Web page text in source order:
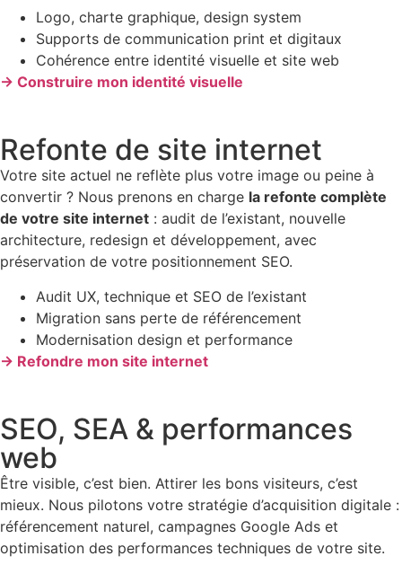
Logo, charte graphique, design system
Supports de communication print et digitaux
Cohérence entre identité visuelle et site web
→ Construire mon identité visuelle
Refonte de site internet
Votre site actuel ne reflète plus votre image ou peine à
convertir ? Nous prenons en charge la refonte complète
de votre site internet : audit de l’existant, nouvelle
architecture, redesign et développement, avec
préservation de votre positionnement SEO.
Audit UX, technique et SEO de l’existant
Migration sans perte de référencement
Modernisation design et performance
→ Refondre mon site internet
SEO, SEA & performances
web
Être visible, c’est bien. Attirer les bons visiteurs, c’est
mieux. Nous pilotons votre stratégie d’acquisition digitale :
référencement naturel, campagnes Google Ads et
optimisation des performances techniques de votre site.